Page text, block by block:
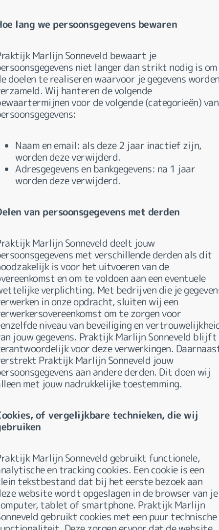
lang we persoonsgegevens bewaren
Marlijn Sonneveld bewaart je
niet langer dan strikt nodig is om
doelen te realiseren waarvoor je gegevens
Wij hanteren de volgende
voor de volgende (categorieën) van
Naam en email: als deze 2 jaar inactief zijn,
worden deze verwijderd.
Adresgegevens en bankgegevens: na 1 jaar
worden deze verwijderd.
van persoonsgegevens met derden
Marlijn Sonneveld deelt jouw
met verschillende derden als dit
is voor het uitvoeren van de
en om te voldoen aan een eventuele
verplichting. Met bedrijven die je
in onze opdracht, sluiten wij een
om te zorgen voor
niveau van beveiliging en
jouw gegevens. Praktijk Marlijn Sonneveld blijft
voor deze verwerkingen.
Praktijk Marlijn Sonneveld jouw
aan andere derden. Dit doen wij
met jouw nadrukkelijke toestemming.
of vergelijkbare technieken, die wij
Marlijn Sonneveld gebruikt functionele,
en tracking cookies. Een cookie is een
tekstbestand dat bij het eerste bezoek aan
website wordt opgeslagen in de browser van je
tablet of smartphone. Praktijk Marlijn
gebruikt cookies met een puur technische